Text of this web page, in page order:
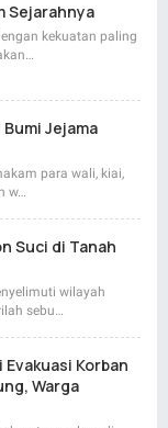
Sejarahnya
kekuatan paling
Bumi Jejama
para wali, kiai,
w…
Suci di Tanah
wilayah
sebu…
Korban
Warga